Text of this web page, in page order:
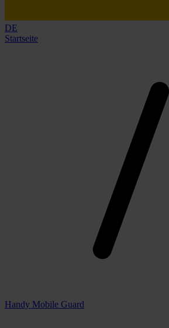
DE
Startseite
Handy Mobile Guard